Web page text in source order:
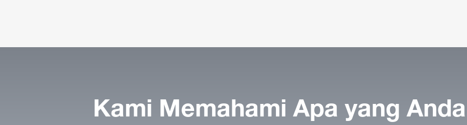
Kami Memahami Apa yang